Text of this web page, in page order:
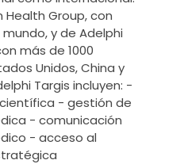
Group, con
y de Adelphi
más de 1000
Unidos, China y
Targis incluyen: -
- gestión de
- comunicación
- acceso al